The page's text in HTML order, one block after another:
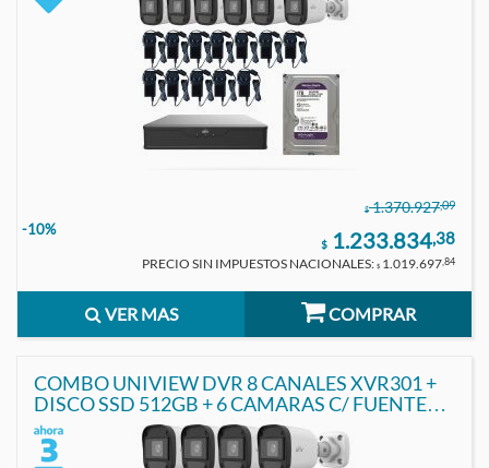
$ 1.370.927,09
-10%
$ 1.233.834,38
PRECIO SIN IMPUESTOS NACIONALES: $ 1.019.697,84
VER MAS COMPRAR
COMBO UNIVIEW DVR 8 CANALES XVR301 +
DISCO SSD 512GB + 6 CAMARAS C/ FUENTE
INCLUIDA